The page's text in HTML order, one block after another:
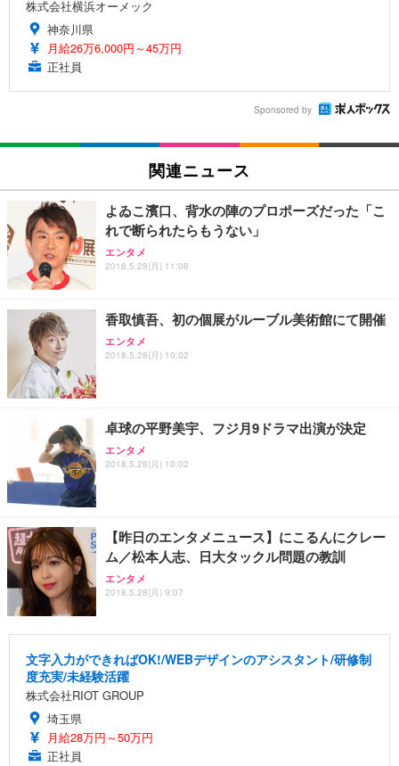
株式会社横浜オーメック
神奈川県
月給26万6,000円～45万円
正社員
Sponsored by
関連ニュース
よゐこ濱口、背水の陣のプロポーズだった「こ
れで断られたらもうない」
エンタメ
2018.5.28(月) 11:08
香取慎吾、初の個展がルーブル美術館にて開催
エンタメ
2018.5.28(月) 10:02
卓球の平野美宇、フジ月9ドラマ出演が決定
エンタメ
2018.5.28(月) 10:02
【昨日のエンタメニュース】にこるんにクレー
ム／松本人志、日大タックル問題の教訓
エンタメ
2018.5.28(月) 9:07
文字入力ができればOK!/WEBデザインのアシスタント/研修制
度充実/未経験活躍
株式会社RIOT GROUP
埼玉県
月給28万円～50万円
正社員